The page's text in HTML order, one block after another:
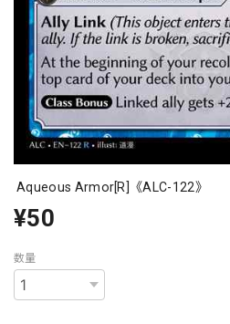
Aqueous Armor[R]《ALC-122》
¥50
数量